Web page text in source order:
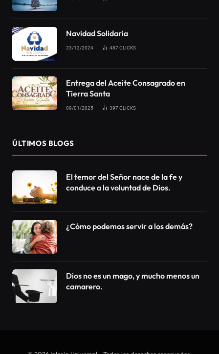
El Árbol de la Vida se menciona en el Antiguo y
fuente de vida y sólo en Él tenemos placer de vivir.
“Yo soy la vid, vosotros sois los pámpanos; el que
permanece en Mí, y Yo en él, lleva mucho fruto;
Juan 15:5
Si una persona está en el Árbol de la Vida, entonces
tendrá alegría en la vida, paz, incluso en las luchas.
Frutos que cambian la vida como el dominio propio,
verdad, bondad, etc. Y para ello no basta con creer